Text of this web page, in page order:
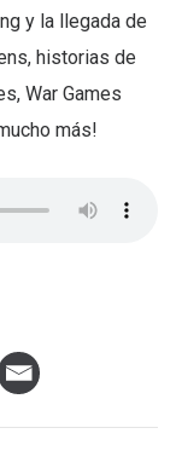
y la llegada de
historias de
War Games
más!